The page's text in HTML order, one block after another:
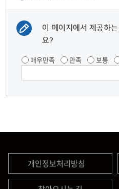
이 페이지에서 제공하
요?
매우만족 만족 보통
개인정보처리방침